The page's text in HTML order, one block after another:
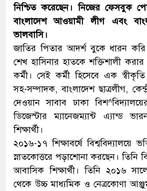
নিশ্চিত করেছেন। নিজের ফেসবুক
বাংলাদেশ আওয়ামী লীগ এবং
ভালবাসি।
জাতির পিতার আদর্শ বুকে ধারন
শেখ হাসিনার হাতকে শক্তিশালী
কর্মী। সেই কর্মী হিসেবে এক
সহ-সম্পাদক, বাংলাদেশ ছাত্রলীগ,
দেওয়ান সাবাব ঢাকা
ডিজেস্টার ম্যানেজম্যান্ট এ্যান্ড
শিক্ষার্থী।
২০১৬-১৭ শিক্ষাবর্ষে বিশ্ববিদ্যালয়ে
স্নাতকোত্তরে পড়াশোনা করছেন। তিনি
আবাসিক শিক্ষার্থী। তিনি ২০১৬
থেকে উচ্চ মাধ্যমিক ও নেত্রকোণা